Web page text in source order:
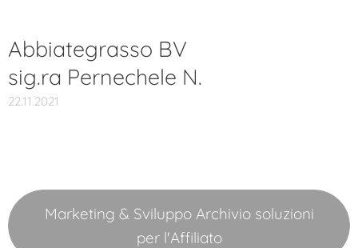
Abbiategrasso BV
sig.ra Pernechele N.
22.11.2021
Marketing & Sviluppo Archivio soluzioni
per l'Affiliato